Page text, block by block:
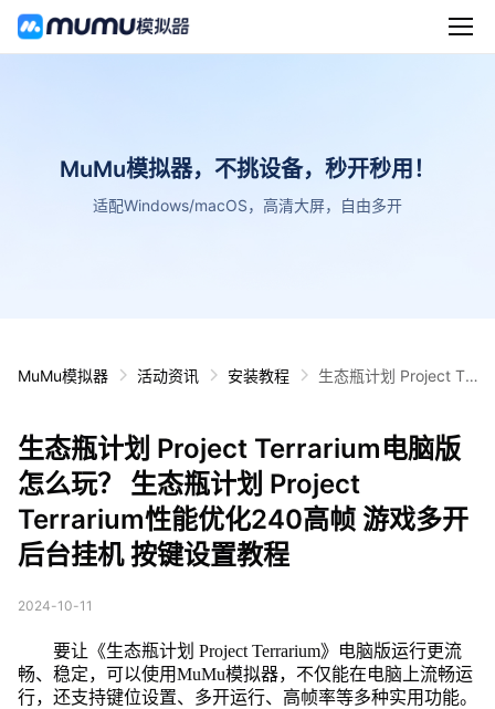
MuMu模拟器，不挑设备，秒开秒用！
适配Windows/macOS，高清大屏，自由多开
MuMu模拟器 活动资讯 安装教程
生态瓶计划 Project Te
rrarium性能优化240高
帧 游戏多开 后台挂机
按键设置教程
生态瓶计划 Project Terrarium电脑版
怎么玩？ 生态瓶计划 Project
Terrarium性能优化240高帧 游戏多开
后台挂机 按键设置教程
2024-10-11
要让《生态瓶计划 Project Terrarium》电脑版运行更流
畅、稳定，可以使用MuMu模拟器，不仅能在电脑上流畅运
行，还支持键位设置、多开运行、高帧率等多种实用功能。